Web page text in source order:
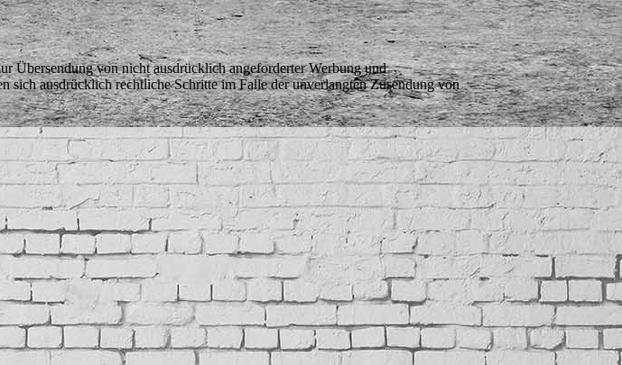
Übersendung von nicht ausdrücklich angeforderter Werbung und
ausdrücklich rechtliche Schritte im Falle der unverlangten Zusendung von